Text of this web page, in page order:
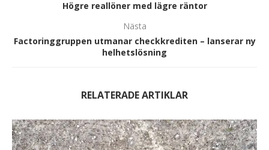
Högre reallöner med lägre räntor
Nästa
Factoringgruppen utmanar checkkrediten – lanserar ny
helhetslösning
RELATERADE ARTIKLAR